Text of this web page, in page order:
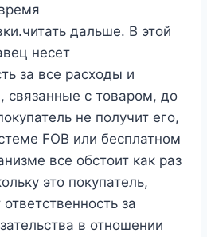
дальше. В этой
несет
за все расходы и
связанные с товаром, до
не получит его,
FOB или бесплатном
все обстоит как раз
это покупатель,
за
в отношении